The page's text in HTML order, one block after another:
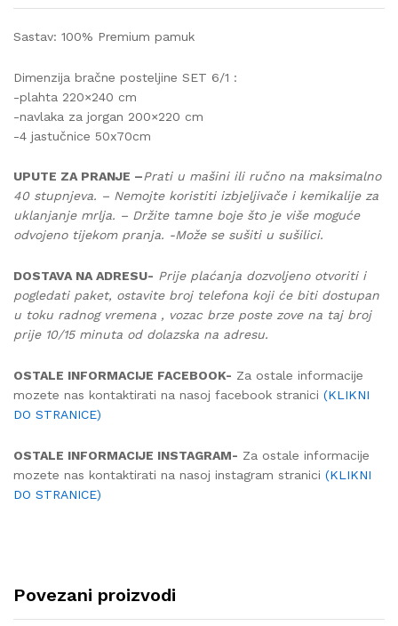
Sastav: 100% Premium pamuk
Dimenzija bračne posteljine SET 6/1 :
-plahta 220×240 cm
-navlaka za jorgan 200×220 cm
-4 jastučnice 50x70cm
UPUTE ZA PRANJE –Prati u mašini ili ručno na maksimalno
40 stupnjeva. – Nemojte koristiti izbjeljivače i kemikalije za
uklanjanje mrlja. – Držite tamne boje što je više moguće
odvojeno tijekom pranja. -Može se sušiti u sušilici.
DOSTAVA NA ADRESU- Prije plaćanja dozvoljeno otvoriti i
pogledati paket, ostavite broj telefona koji će biti dostupan
u toku radnog vremena , vozac brze poste zove na taj broj
prije 10/15 minuta od dolazska na adresu.
OSTALE INFORMACIJE FACEBOOK- Za ostale informacije
mozete nas kontaktirati na nasoj facebook stranici (KLIKNI
DO STRANICE)
OSTALE INFORMACIJE INSTAGRAM- Za ostale informacije
mozete nas kontaktirati na nasoj instagram stranici (KLIKNI
DO STRANICE)
Povezani proizvodi